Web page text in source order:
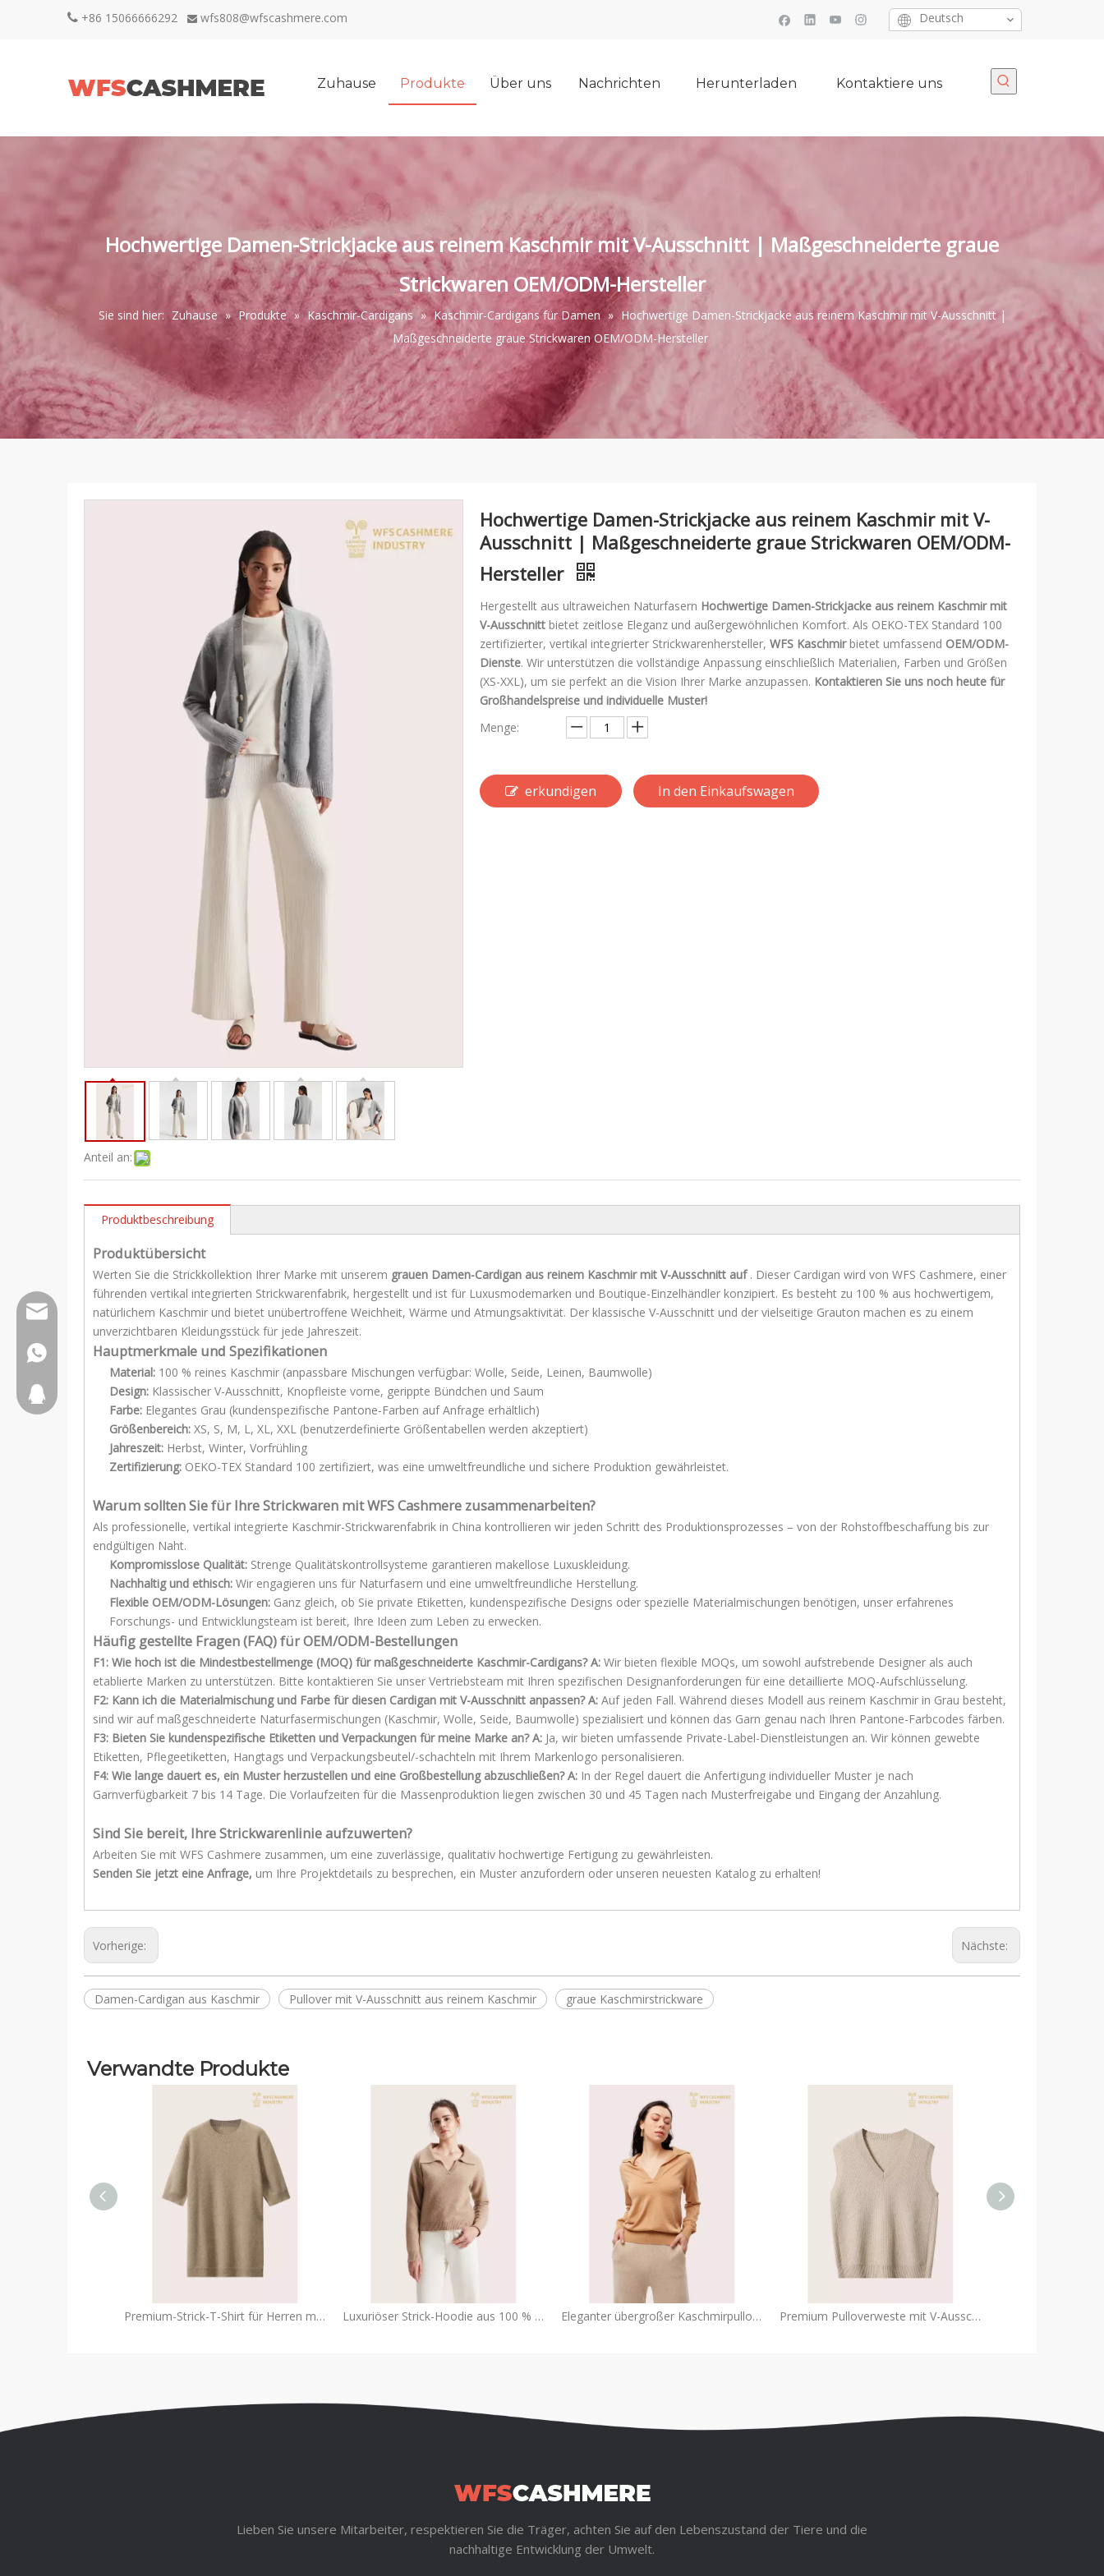
 +86 15066666292  wfs808@wfscashmere.com Deutsch
Zuhause Produkte Über uns Nachrichten Herunterladen Kontaktiere uns
Hochwertige Damen-Strickjacke aus reinem Kaschmir mit V-Ausschnitt | Maßgeschneiderte graue
Strickwaren OEM/ODM-Hersteller
Sie sind hier: Zuhause » Produkte » Kaschmir-Cardigans » Kaschmir-Cardigans für Damen » Hochwertige Damen-Strickjacke aus reinem Kaschmir mit V-Ausschnitt |
Maßgeschneiderte graue Strickwaren OEM/ODM-Hersteller
Anteil an:
Hochwertige Damen-Strickjacke aus reinem Kaschmir mit V-
Ausschnitt | Maßgeschneiderte graue Strickwaren OEM/ODM-
Hersteller
Hergestellt aus ultraweichen Naturfasern Hochwertige Damen-Strickjacke aus reinem Kaschmir mit
V-Ausschnitt bietet zeitlose Eleganz und außergewöhnlichen Komfort. Als OEKO-TEX Standard 100
zertifizierter, vertikal integrierter Strickwarenhersteller, WFS Kaschmirbietet umfassend OEM/ODM-
Dienste. Wir unterstützen die vollständige Anpassung einschließlich Materialien, Farben und Größen
(XS-XXL), um sie perfekt an die Vision Ihrer Marke anzupassen. Kontaktieren Sie uns noch heute für
Großhandelspreise und individuelle Muster!
Menge:
erkundigen In den Einkaufswagen
Produktbeschreibung
Produktübersicht
Werten Sie die Strickkollektion Ihrer Marke mit unserem grauen Damen-Cardigan aus reinem Kaschmir mit V-Ausschnitt auf . Dieser Cardigan wird von WFS Cashmere, einer
führenden vertikal integrierten Strickwarenfabrik, hergestellt und ist für Luxusmodemarken und Boutique-Einzelhändler konzipiert. Es besteht zu 100 % aus hochwertigem,
natürlichem Kaschmir und bietet unübertroffene Weichheit, Wärme und Atmungsaktivität. Der klassische V-Ausschnitt und der vielseitige Grauton machen es zu einem
unverzichtbaren Kleidungsstück für jede Jahreszeit.
Hauptmerkmale und Spezifikationen
Material: 100 % reines Kaschmir (anpassbare Mischungen verfügbar: Wolle, Seide, Leinen, Baumwolle)
Design: Klassischer V-Ausschnitt, Knopfleiste vorne, gerippte Bündchen und Saum
Farbe: Elegantes Grau (kundenspezifische Pantone-Farben auf Anfrage erhältlich)
Größenbereich: XS, S, M, L, XL, XXL (benutzerdefinierte Größentabellen werden akzeptiert)
Jahreszeit: Herbst, Winter, Vorfrühling
Zertifizierung: OEKO-TEX Standard 100 zertifiziert, was eine umweltfreundliche und sichere Produktion gewährleistet.
Warum sollten Sie für Ihre Strickwaren mit WFS Cashmere zusammenarbeiten?
Als professionelle, vertikal integrierte Kaschmir-Strickwarenfabrik in China kontrollieren wir jeden Schritt des Produktionsprozesses – von der Rohstoffbeschaffung bis zur
endgültigen Naht.
Kompromisslose Qualität: Strenge Qualitätskontrollsysteme garantieren makellose Luxuskleidung.
Nachhaltig und ethisch: Wir engagieren uns für Naturfasern und eine umweltfreundliche Herstellung.
Flexible OEM/ODM-Lösungen: Ganz gleich, ob Sie private Etiketten, kundenspezifische Designs oder spezielle Materialmischungen benötigen, unser erfahrenes
Forschungs- und Entwicklungsteam ist bereit, Ihre Ideen zum Leben zu erwecken.
Häufig gestellte Fragen (FAQ) für OEM/ODM-Bestellungen
F1: Wie hoch ist die Mindestbestellmenge (MOQ) für maßgeschneiderte Kaschmir-Cardigans? A: Wir bieten flexible MOQs, um sowohl aufstrebende Designer als auch
etablierte Marken zu unterstützen. Bitte kontaktieren Sie unser Vertriebsteam mit Ihren spezifischen Designanforderungen für eine detaillierte MOQ-Aufschlüsselung.
F2: Kann ich die Materialmischung und Farbe für diesen Cardigan mit V-Ausschnitt anpassen? A: Auf jeden Fall. Während dieses Modell aus reinem Kaschmir in Grau besteht,
sind wir auf maßgeschneiderte Naturfasermischungen (Kaschmir, Wolle, Seide, Baumwolle) spezialisiert und können das Garn genau nach Ihren Pantone-Farbcodes färben.
F3: Bieten Sie kundenspezifische Etiketten und Verpackungen für meine Marke an? A: Ja, wir bieten umfassende Private-Label-Dienstleistungen an. Wir können gewebte
Etiketten, Pflegeetiketten, Hangtags und Verpackungsbeutel/-schachteln mit Ihrem Markenlogo personalisieren.
F4: Wie lange dauert es, ein Muster herzustellen und eine Großbestellung abzuschließen? A: In der Regel dauert die Anfertigung individueller Muster je nach
Garnverfügbarkeit 7 bis 14 Tage. Die Vorlaufzeiten für die Massenproduktion liegen zwischen 30 und 45 Tagen nach Musterfreigabe und Eingang der Anzahlung.
Sind Sie bereit, Ihre Strickwarenlinie aufzuwerten?
Arbeiten Sie mit WFS Cashmere zusammen, um eine zuverlässige, qualitativ hochwertige Fertigung zu gewährleisten.
Senden Sie jetzt eine Anfrage, um Ihre Projektdetails zu besprechen, ein Muster anzufordern oder unseren neuesten Katalog zu erhalten!
Vorherige: Nächste:
Damen-Cardigan aus Kaschmir Pullover mit V-Ausschnitt aus reinem Kaschmir graue Kaschmirstrickware
Verwandte Produkte
Premium-Strick-T-Shirt für Herren mit Rundhalsausschnitt | Erhöhte Grundlagen OEM Luxuriöser Strick-Hoodie aus 100 % Kaschmir für ultimativen Komfort Eleganter übergroßer Kaschmirpullover mit V-Ausschnitt | Premium-Strickwaren-OEM Premium Pulloverweste mit V-Ausschnitt OEM | Kaschmir-Strickwarenfabrik
Lieben Sie unsere Mitarbeiter, respektieren Sie die Träger, achten Sie auf den Lebenszustand der Tiere und die
nachhaltige Entwicklung der Umwelt.
wfs808@wfscashmere.com
+8615066666292
2917611817